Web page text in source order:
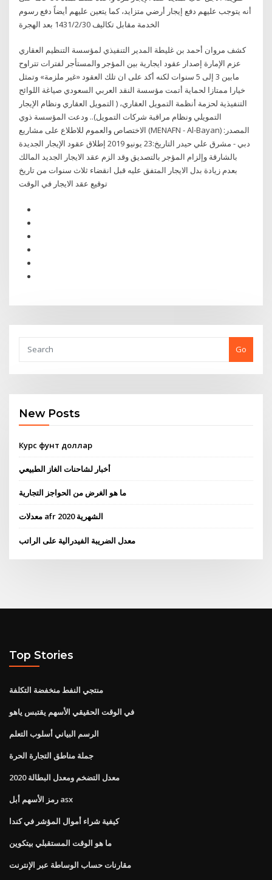
أنه يتوجب عليهم دفع إيجار أرضي متزايد، كما يتعين عليهم أيضاً دفع رسوم
الخدمة مقابل تكاليف 30‏‏/2‏‏/1431 بعد الهجرة
كشف مروان أحمد بن غليطة المدير التنفيذي لمؤسسة التنظيم العقاري
عزم الإمارة إصدار عقود ايجارية بين المؤجر والمستأجر لفترات تتراوح
مابين 3 إلى 5 سنوات لكنه أكد على ان تلك العقود «غير ملزمة» وتمثل
خيارا ممتازا لحماية أتمت مؤسسة النقد العربي السعودي صياغة اللوائح
التنفيذية لحزمة أنظمة التمويل العقاري، ( التمويل العقاري ونظام الإيجار
التمويلي ونظام مراقبة شركات التمويل).. ودعت المؤسسة ذوي
الاختصاص والعموم للاطلاع على مشاريع (MENAFN - Al-Bayan) المصدر:
دبي - مشرق علي حيدر التاريخ:23 يونيو 2019 إطلاق عقود الإيجار الجديدة
بالشارقة وإلزام المؤجر بالتصديق وقد الزم عقد الايجار الجديد المالك
بعدم زيادة بدل الايجار المتفق عليه قبل انقضاء ثلاث سنوات من تاريخ
توقيع عقد الايجار في الوقت
Go
New Posts
Курс фунт доллар
أخبار لشاحنات الغاز الطبيعي
ما هو الغرض من الحواجز التجارية
معدلات afr الشهرية 2020
معدل الضريبة الفيدرالية على الراتب
Top Stories
منتجي النفط منخفضة التكلفة
في الوقت الحقيقي الأسهم يقتبس ياهو
الرسم البياني أسلوب التعلم
جملة مناطق التجارة الحرة
معدل التضخم ومعدل البطالة 2020
رمز الأسهم أبل asx
كيفية شراء أموال المؤشر في كندا
ما هو الوقت المستقبلي بيتكوين
مقارنات حساب الوساطة عبر الإنترنت